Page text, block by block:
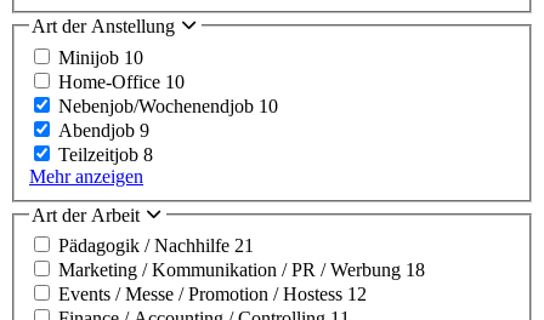
Art der Anstellung
Minijob 10
Home-Office 10
Nebenjob/Wochenendjob 10
Abendjob 9
Teilzeitjob 8
Mehr anzeigen
Art der Arbeit
Pädagogik / Nachhilfe 21
Marketing / Kommunikation / PR / Werbung 18
Events / Messe / Promotion / Hostess 12